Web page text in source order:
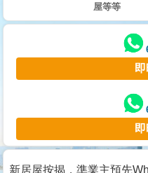
交
業
主
宅
谷
屋等等
新居屋按揭，準業主預先